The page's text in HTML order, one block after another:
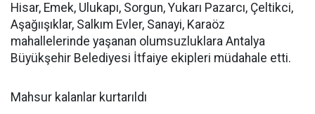
Hisar, Emek, Ulukapı, Sorgun, Yukarı Pazarcı, Çeltikci,
Aşağıışıklar, Salkım Evler, Sanayi, Karaöz
mahallelerinde yaşanan olumsuzluklara Antalya
Büyükşehir Belediyesi İtfaiye ekipleri müdahale etti.
Mahsur kalanlar kurtarıldı